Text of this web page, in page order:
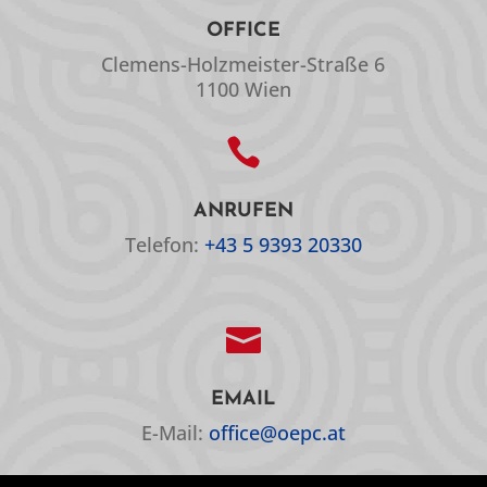
OFFICE
Clemens-Holzmeister-Straße 6
1100 Wien

ANRUFEN
Telefon: +43 5 9393 20330

EMAIL
E-Mail: office@oepc.at